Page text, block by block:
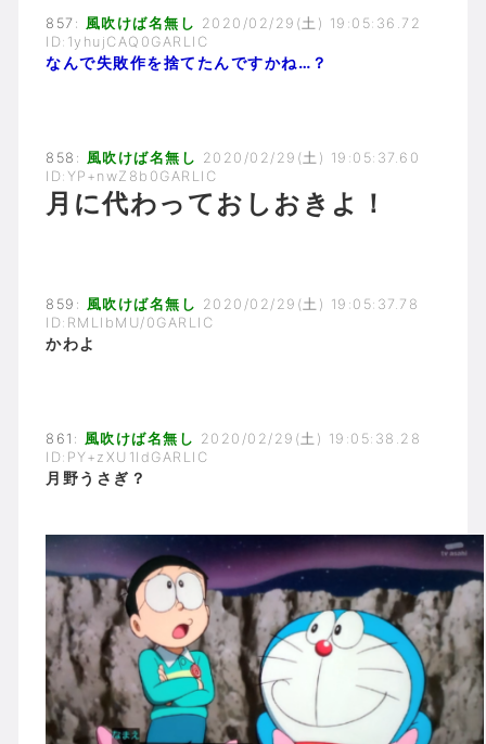
857: 風吹けば名無し 2020/02/29(土) 19:05:36.72
ID:1yhujCAQ0GARLIC
なんで失敗作を捨てたんですかね…？
858: 風吹けば名無し 2020/02/29(土) 19:05:37.60
ID:YP+nwZ8b0GARLIC
月に代わっておしおきよ！
859: 風吹けば名無し 2020/02/29(土) 19:05:37.78
ID:RMLIbMU/0GARLIC
かわよ
861: 風吹けば名無し 2020/02/29(土) 19:05:38.28
ID:PY+zXU1ldGARLIC
月野うさぎ？